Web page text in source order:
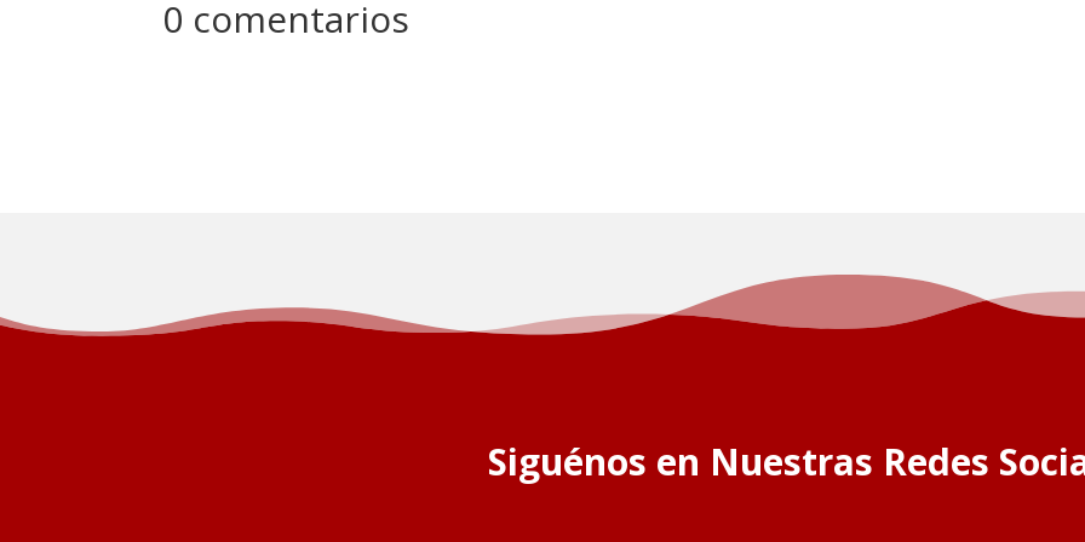
0 comentarios
Siguénos en Nuestras Redes